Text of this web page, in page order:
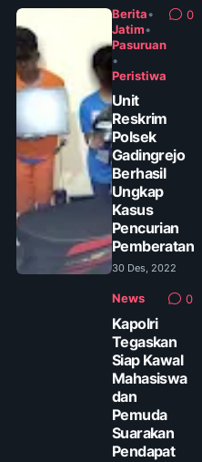
Berita•
Jatim•
Pasuruan
•
Peristiwa
0
Unit
Reskrim
Polsek
Gadingrejo
Berhasil
Ungkap
Kasus
Pencurian
Pemberatan
30 Des, 2022
News 0
Kapolri
Tegaskan
Siap Kawal
Mahasiswa
dan
Pemuda
Suarakan
Pendapat